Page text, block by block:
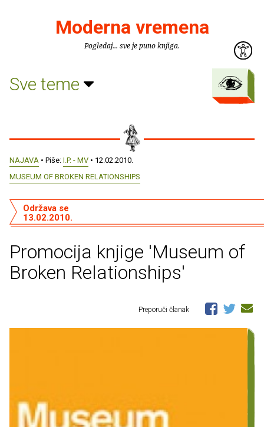
Moderna vremena
Pogledaj... sve je puno knjiga.
Sve teme
NAJAVA • Piše: I.P. - MV • 12.02.2010.
MUSEUM OF BROKEN RELATIONSHIPS
Promocija knjige 'Museum of
Broken Relationships'
Održava se
13.02.2010.
Preporuči članak